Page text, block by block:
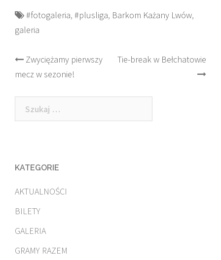
#fotogaleria, #plusliga, Barkom Każany Lwów,
galeria
Post
navigation
Zwyciężamy pierwszy
mecz w sezonie!
Tie-break w Bełchatowie
Szukaj:
KATEGORIE
AKTUALNOŚCI
BILETY
GALERIA
GRAMY RAZEM